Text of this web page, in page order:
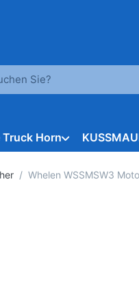
Suchbegriff ein. Während
Truck Horn
Whelen WSSMSW3